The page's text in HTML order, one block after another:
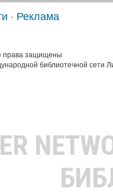
· Реклама
права защищены
библиотечной сети